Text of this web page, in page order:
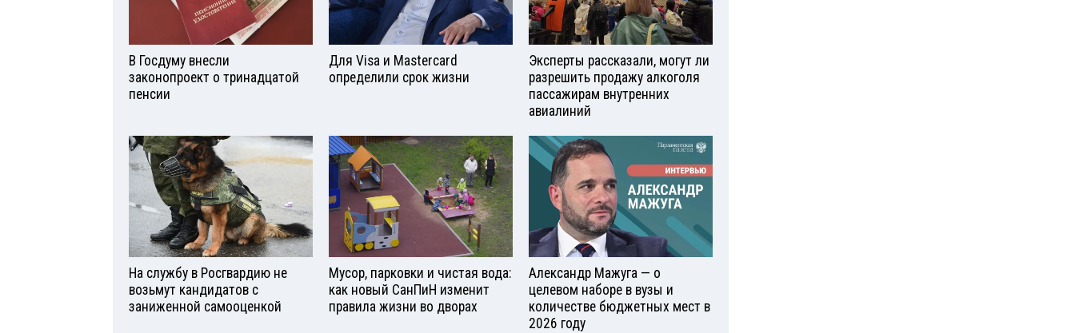
В Госдуму внесли
законопроект о тринадцатой
пенсии
Для Visа и Mastercard
определили срок жизни
Эксперты рассказали, могут ли
разрешить продажу алкоголя
пассажирам внутренних
авиалиний
На службу в Росгвардию не
возьмут кандидатов с
заниженной самооценкой
Мусор, парковки и чистая вода:
как новый СанПиН изменит
правила жизни во дворах
Александр Мажуга — о
целевом наборе в вузы и
количестве бюджетных мест в
2026 году